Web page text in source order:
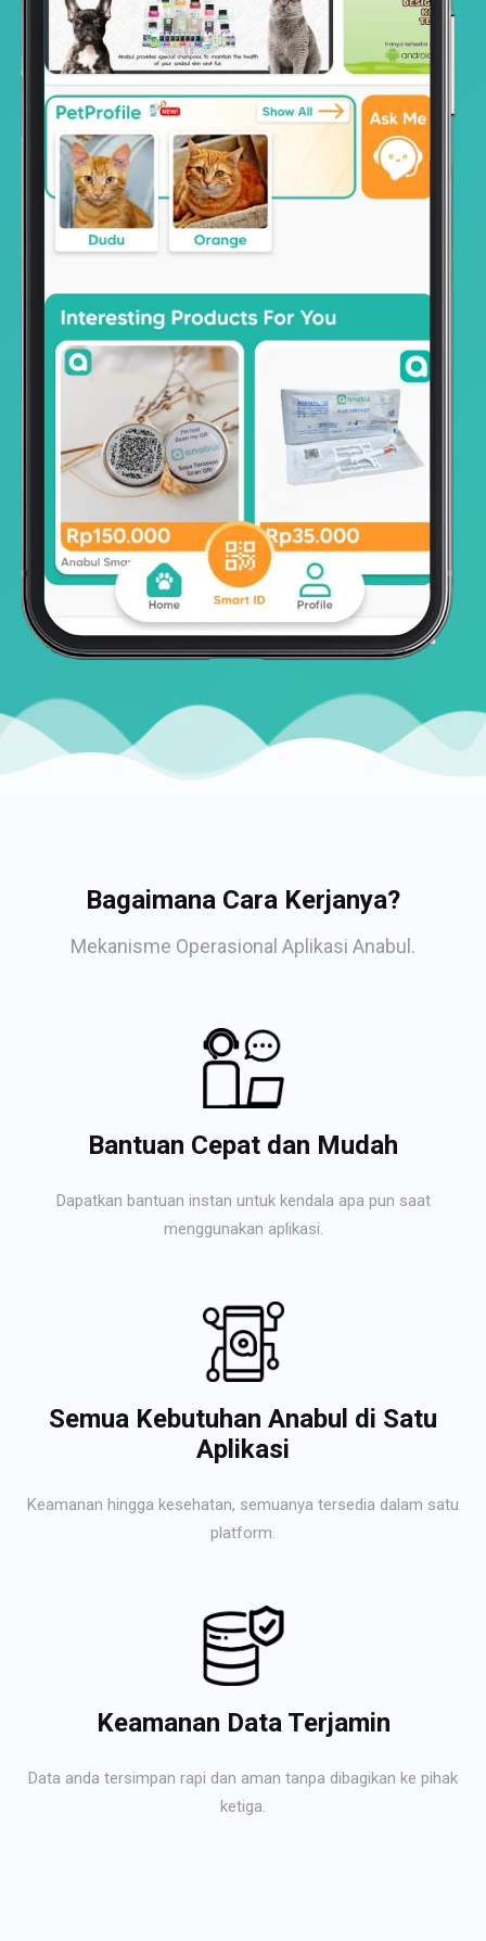
Bagaimana Cara Kerjanya?
Mekanisme Operasional Aplikasi Anabul.
Bantuan Cepat dan Mudah
Dapatkan bantuan instan untuk kendala apa pun saat
menggunakan aplikasi.
Semua Kebutuhan Anabul di Satu
Aplikasi
Keamanan hingga kesehatan, semuanya tersedia dalam satu
platform.
Keamanan Data Terjamin
Data anda tersimpan rapi dan aman tanpa dibagikan ke pihak
ketiga.